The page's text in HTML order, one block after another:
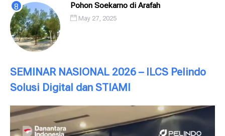
Pohon Soekarno di Arafah
May 27, 2025
SEMINAR NASIONAL 2026 – ILCS Pelindo
Solusi Digital dan STIAMI